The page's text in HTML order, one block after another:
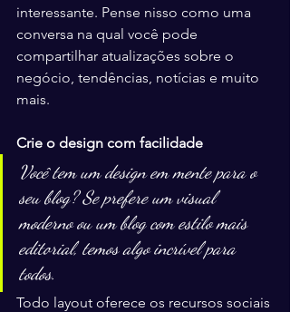
interessante. Pense nisso como uma
conversa na qual você pode
compartilhar atualizações sobre o
negócio, tendências, notícias e muito
mais.
Crie o design com facilidade
Você tem um design em mente para o
seu blog? Se prefere um visual
moderno ou um blog com estilo mais
editorial, temos algo incrível para
todos.
Todo layout oferece os recursos sociais